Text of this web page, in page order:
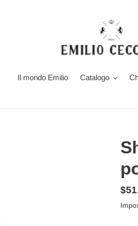
Il mondo Emilio Catalogo
di